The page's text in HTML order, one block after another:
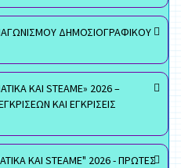
ΔΗΜΟΣΙΟΓΡΑΦΙΚΟΥ
ΚΑΙ STEAME» 2026 –
ΚΑΙ ΕΓΚΡΙΣΕΙΣ
ΚΑΙ STEAME" 2026 - ΠΡΩΤΕΣ